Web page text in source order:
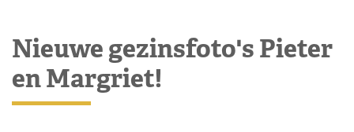
Nieuwe gezinsfoto's Pieter
en Margriet!